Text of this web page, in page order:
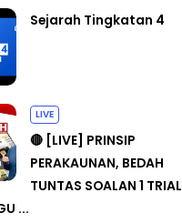
Sejarah Tingkatan 4
LIVE
🔴 [LIVE] PRINSIP
PERAKAUNAN, BEDAH
TUNTAS SOALAN 1 TRIAL
...